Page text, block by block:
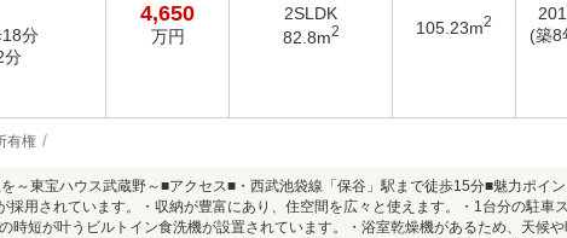
分
分
4,650
万円
2SLDK
82.8m2 105.23m2
(築8
有権
～東宝ハウス武蔵野～■アクセス■・西武池袋線「保谷」駅まで徒歩15分■魅力ポイ
用されています。・収納が豊富にあり、住空間を広々と使えます。・1台分の駐車
時短が叶うビルトイン食洗機が設置されています。・浴室乾燥機があるため、天候